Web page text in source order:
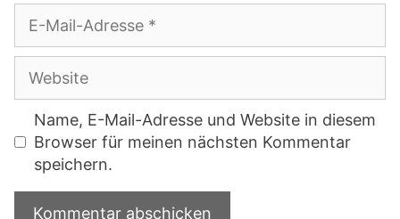
Mail-
Adresse
Name, E-Mail-Adresse und Website in diesem
Browser für meinen nächsten Kommentar
speichern.